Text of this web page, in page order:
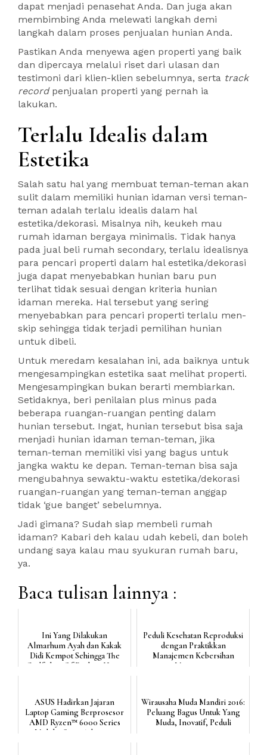
dapat menjadi penasehat Anda. Dan juga akan
membimbing Anda melewati langkah demi
langkah dalam proses penjualan hunian Anda.
Pastikan Anda menyewa agen properti yang baik
dan dipercaya melalui riset dari ulasan dan
testimoni dari klien-klien sebelumnya, serta track
recordpenjualan properti yang pernah ia
lakukan.
Terlalu Idealis dalam
Estetika
Salah satu hal yang membuat teman-teman akan
sulit dalam memiliki hunian idaman versi teman-
teman adalah terlalu idealis dalam hal
estetika/dekorasi. Misalnya nih, keukeh mau
rumah idaman bergaya minimalis. Tidak hanya
pada jual beli rumah secondary, terlalu idealisnya
para pencari properti dalam hal estetika/dekorasi
juga dapat menyebabkan hunian baru pun
terlihat tidak sesuai dengan kriteria hunian
idaman mereka. Hal tersebut yang sering
menyebabkan para pencari properti terlalu men-
skip sehingga tidak terjadi pemilihan hunian
untuk dibeli.
Untuk meredam kesalahan ini, ada baiknya untuk
mengesampingkan estetika saat melihat properti.
Mengesampingkan bukan berarti membiarkan.
Setidaknya, beri penilaian plus minus pada
beberapa ruangan-ruangan penting dalam
hunian tersebut. Ingat, hunian tersebut bisa saja
menjadi hunian idaman teman-teman, jika
teman-teman memiliki visi yang bagus untuk
jangka waktu ke depan. Teman-teman bisa saja
mengubahnya sewaktu-waktu estetika/dekorasi
ruangan-ruangan yang teman-teman anggap
tidak ‘gue banget’ sebelumnya.
Jadi gimana? Sudah siap membeli rumah
idaman? Kabari deh kalau udah kebeli, dan boleh
undang saya kalau mau syukuran rumah baru,
ya.
Baca tulisan lainnya :
Ini Yang Dilakukan
Almarhum Ayah dan Kakak
Didi Kempot Sehingga The
Godfather Of Broken Heart
Peduli Kesehatan Reproduksi
dengan Praktikkan
Manajemen Kebersihan
Menstruasi
ASUS Hadirkan Jajaran
Laptop Gaming Berprosesor
AMD Ryzen™ 6000 Series
Mobile, Sttt... Ada yang
Wirausaha Muda Mandiri 2016:
Peluang Bagus Untuk Yang
Muda, Inovatif, Peduli